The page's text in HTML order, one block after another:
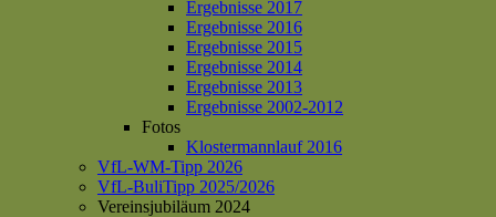
Ergebnisse 2017
Ergebnisse 2016
Ergebnisse 2015
Ergebnisse 2014
Ergebnisse 2013
Ergebnisse 2002-2012
Fotos
Klostermannlauf 2016
VfL-WM-Tipp 2026
VfL-BuliTipp 2025/2026
Vereinsjubiläum 2024